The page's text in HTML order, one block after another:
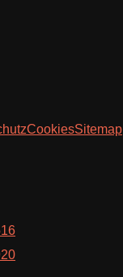
CookiesSitemap